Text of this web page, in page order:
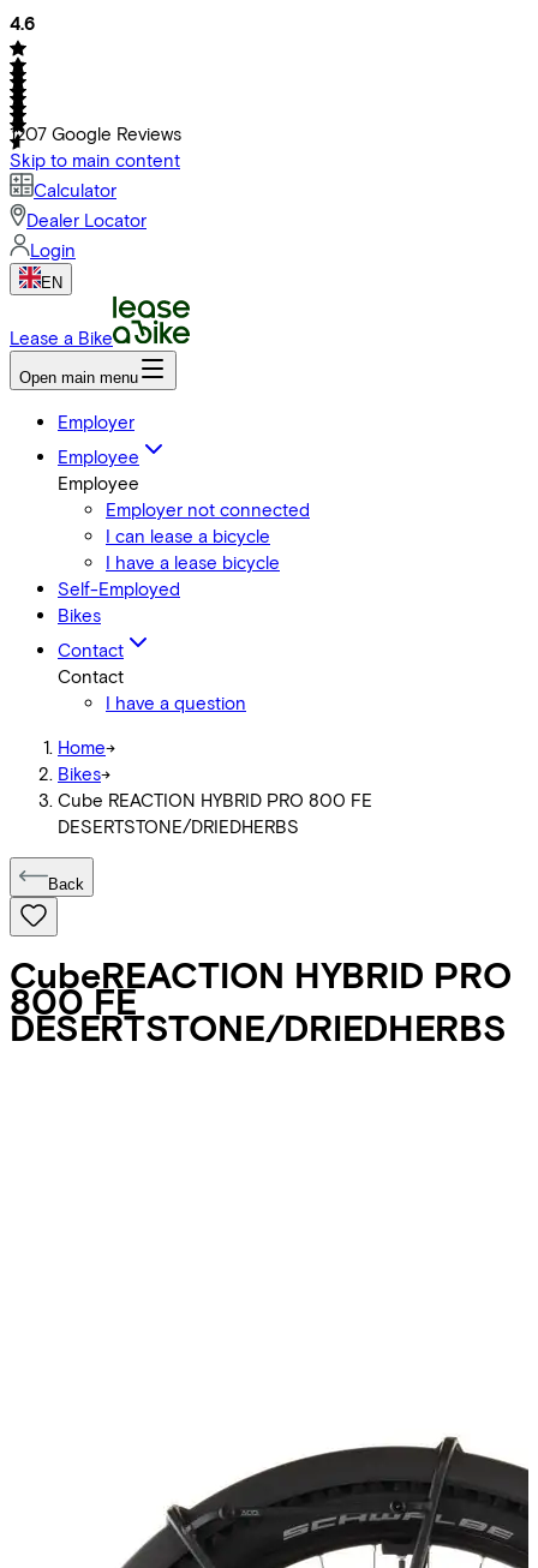
4.6
1207 Google Reviews
Skip to main content
Calculator
Dealer Locator
Login
EN
Lease a Bike
Open main menu
Employer
Employee
Employee
Employer not connected
I can lease a bicycle
I have a lease bicycle
Self-Employed
Bikes
Contact
Contact
I have a question
Home->
Bikes->
Cube REACTION HYBRID PRO 800 FE
DESERTSTONE/DRIEDHERBS
Back
CubeREACTION HYBRID PRO
800 FE
DESERTSTONE/DRIEDHERBS